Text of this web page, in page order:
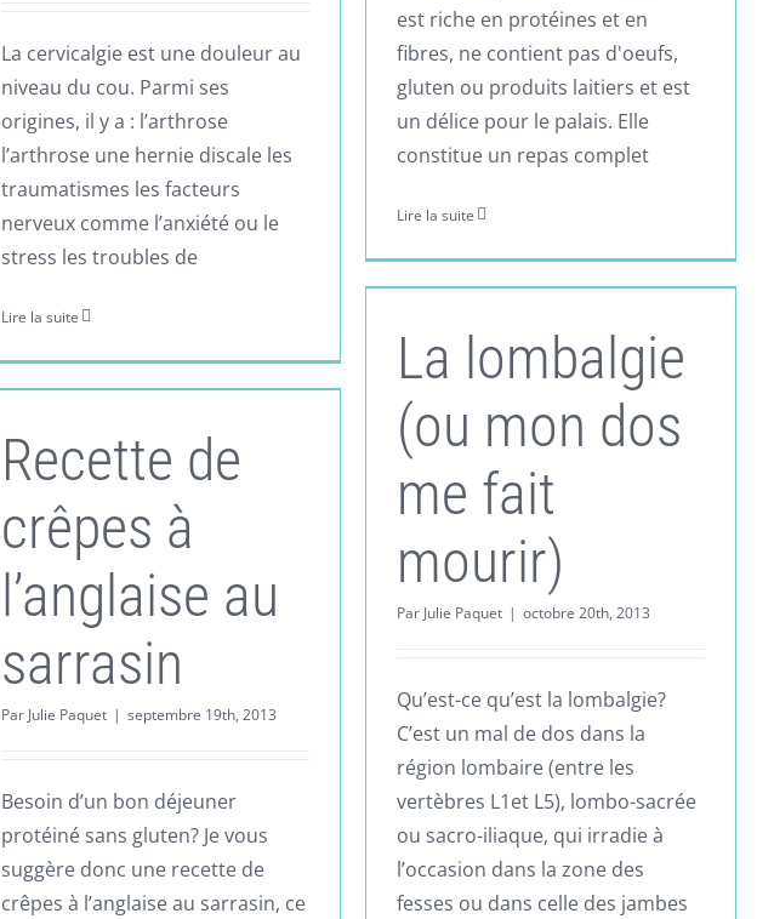
est riche en protéines et en
fibres, ne contient pas d'oeufs,
gluten ou produits laitiers et est
un délice pour le palais. Elle
constitue un repas complet
Lire la suite
La cervicalgie est une douleur au
niveau du cou. Parmi ses
origines, il y a : l’arthrose
l’arthrose une hernie discale les
traumatismes les facteurs
nerveux comme l’anxiété ou le
stress les troubles de
Lire la suite
La lombalgie
(ou mon dos
me fait
mourir)
Par Julie Paquet | octobre 20th, 2013
Qu’est-ce qu’est la lombalgie?
C’est un mal de dos dans la
région lombaire (entre les
vertèbres L1et L5), lombo-sacrée
ou sacro-iliaque, qui irradie à
l’occasion dans la zone des
fesses ou dans celle des jambes
Recette de
crêpes à
l’anglaise au
sarrasin
Par Julie Paquet | septembre 19th, 2013
Besoin d’un bon déjeuner
protéiné sans gluten? Je vous
suggère donc une recette de
crêpes à l’anglaise au sarrasin, ce